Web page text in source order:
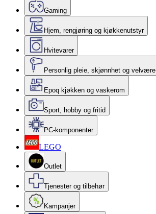
Gaming
Hjem, rengjøring og kjøkkenutstyr
Hvitevarer
Personlig pleie, skjønnhet og velvære
Epoq kjøkken og vaskerom
Sport, hobby og fritid
PC-komponenter
LEGO
Outlet
Tjenester og tilbehør
Kampanjer